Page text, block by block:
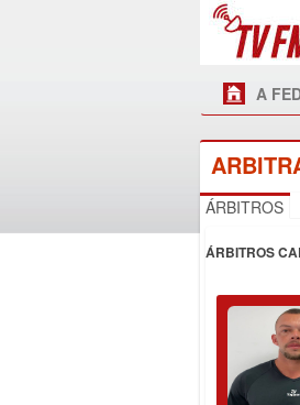
A
ÁRBITROS
ÁRBITROS